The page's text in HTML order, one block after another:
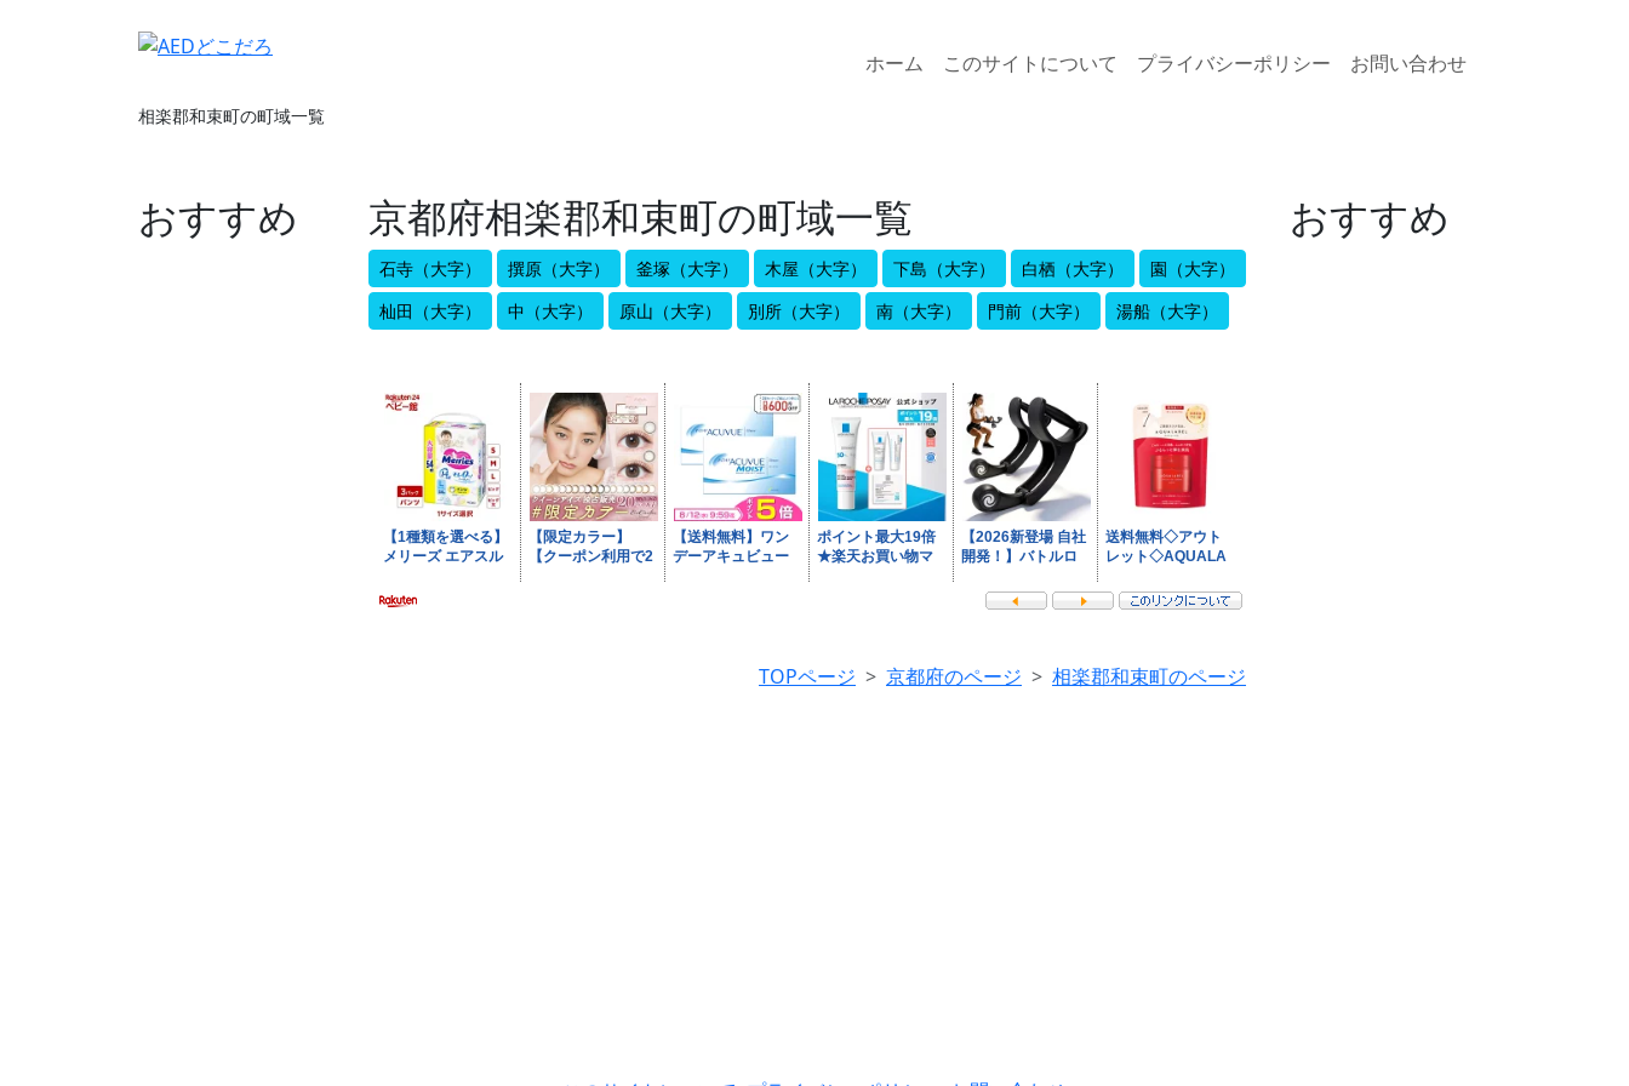
ホーム このサイトについて プライバシーポリシー お問い合わせ
相楽郡和束町の町域一覧
京都府相楽郡和束町の町域一覧
石寺（大字） 撰原（大字） 釜塚（大字） 木屋（大字） 下島（大字） 白栖（大字）
園（大字）
杣田（大字）
中（大字） 原山（大字） 別所（大字） 南（大字） 門前（大字） 湯船（大字）
TOPページ 京都府のページ 相楽郡和束町のページ
おすすめ おすすめ